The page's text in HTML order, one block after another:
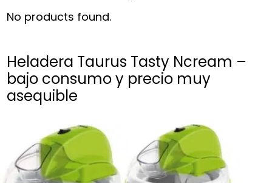
No products found.
Heladera Taurus Tasty Ncream –
bajo consumo y precio muy
asequible